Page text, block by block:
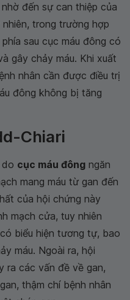
đến sự can thiệp của
trong trường hợp
sau cục máu đông có
gây chảy máu. Khi xuất
nhân cần được điều trị
đông không bị tăng
Chiari
cục máu đông ngăn
mang máu từ gan đến
của hội chứng này
mạch cửa, tuy nhiên
biểu hiện tương tự, bao
máu. Ngoài ra, hội
ra các vấn đề về gan,
thậm chí bệnh nhân